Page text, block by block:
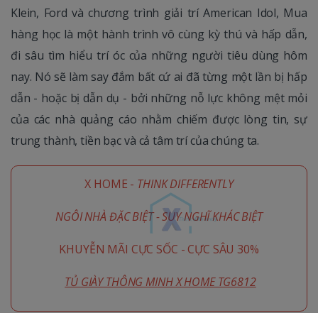
Klein, Ford và chương trình giải trí American Idol, Mua
hàng học là một hành trình vô cùng kỳ thú và hấp dẫn,
đi sâu tìm hiểu trí óc của những người tiêu dùng hôm
nay. Nó sẽ làm say đắm bất cứ ai đã từng một lần bị hấp
dẫn - hoặc bị dẫn dụ - bởi những nỗ lực không mệt mỏi
của các nhà quảng cáo nhằm chiếm được lòng tin, sự
trung thành, tiền bạc và cả tâm trí của chúng ta.
X HOME - THINK DIFFERENTLY
NGÔI NHÀ ĐẶC BIỆT - SUY NGHĨ KHÁC BIỆT
KHUYỄN MÃI CỰC SỐC - CỰC SÂU 30%
TỦ GIÀY THÔNG MINH X HOME TG6812